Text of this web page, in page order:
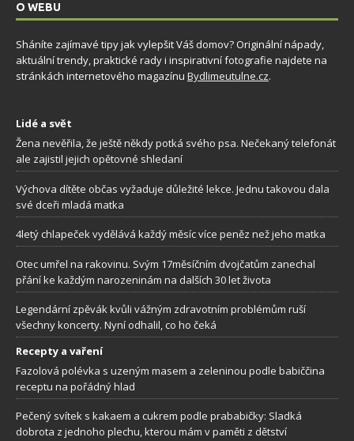
O WEBU
Sháníte zajímavé tipy jak vylepšit Váš domov? Originální nápady,
aktuální trendy, praktické rady i inspirativní fotografie najdete na
stránkách internetového magazínu Bydlimeutulne.cz.
Lidé a svět
Žena nevěřila, že ještě někdy potká svého psa. Nečekaný telefonát
ale zajistil jejich opětovné shledaní
Výchova dítěte občas vyžaduje důležité lekce. Jednu takovou dala
své dceři mladá matka
4letý chlapeček vydělává každý měsíc více peněz než jeho matka
Otec umřel na rakovinu. Svým 17měsíčním dvojčatům zanechal
přání ke každým narozeninám na dalších 30 let života
Legendární zpěvák kvůli vážným zdravotním problémům ruší
všechny koncerty. Nyní odhalil, co ho čeká
Recepty a vaření
Fazolová polévka s uzeným masem a zeleninou podle babiččina
receptu na pořádný hlad
Pečený svítek s kakaem a cukrem podle prababičky: Sladká
dobrota z jednoho plechu, kterou mám v paměti z dětství